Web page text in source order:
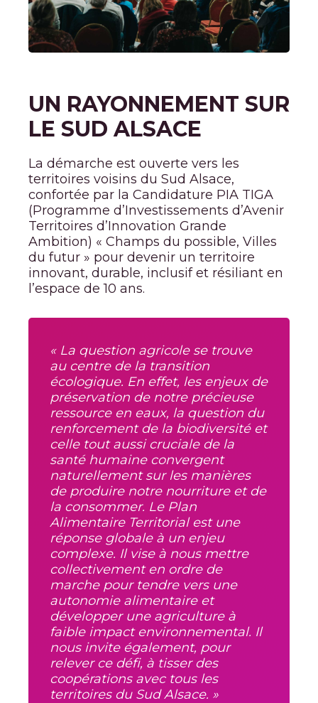
UN RAYONNEMENT SUR
LE SUD ALSACE
La démarche est ouverte vers les
territoires voisins du Sud Alsace,
confortée par la Candidature PIA TIGA
(Programme d’Investissements d’Avenir
Territoires d’Innovation Grande
Ambition) « Champs du possible, Villes
du futur » pour devenir un territoire
innovant, durable, inclusif et résiliant en
l’espace de 10 ans.
« La question agricole se trouve
au centre de la transition
écologique. En effet, les enjeux de
préservation de notre précieuse
ressource en eaux, la question du
renforcement de la biodiversité et
celle tout aussi cruciale de la
santé humaine convergent
naturellement sur les manières
de produire notre nourriture et de
la consommer. Le Plan
Alimentaire Territorial est une
réponse globale à un enjeu
complexe. Il vise à nous mettre
collectivement en ordre de
marche pour tendre vers une
autonomie alimentaire et
développer une agriculture à
faible impact environnemental. Il
nous invite également, pour
relever ce défi, à tisser des
coopérations avec tous les
territoires du Sud Alsace. »